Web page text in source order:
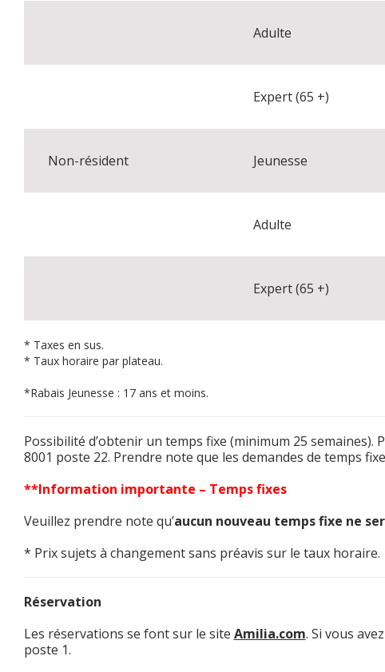
Adulte
Expert (65 +)
Non-résident Jeunesse
Adulte
Expert (65 +)
* Taxes en sus.
* Taux horaire par plateau.
*Rabais Jeunesse : 17 ans et moins.
Possibilité d’obtenir un temps fixe (minimum 25 semaines).
8001 poste 22. Prendre note que les demandes de temps
**Information importante – Temps fixes
Veuillez prendre note qu’aucun nouveau temps fixe ne
* Prix sujets à changement sans préavis sur le taux horaire.
Réservation
Les réservations se font sur le site Amilia.com. Si vous
poste 1.